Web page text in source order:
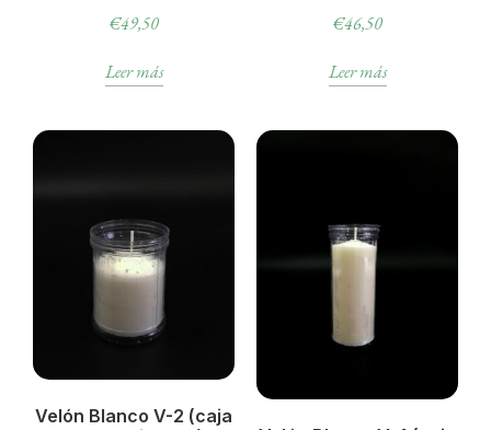
€49,50
Leer más
€46,50
Leer más
Velón Blanco V-2 (caja